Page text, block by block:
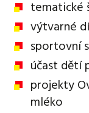
tematické
výtvarné
sportovní
účast dětí
projekty
mléko